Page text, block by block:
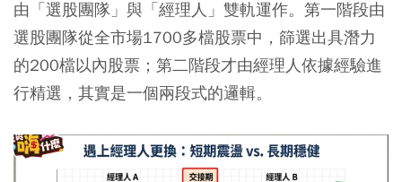
由「選股團隊」與「經理人」雙軌運作。第一階段由
選股團隊從全市場1700多檔股票中，篩選出具潛力
的200檔以內股票；第二階段才由經理人依據經驗進
行精選，其實是一個兩段式的邏輯。